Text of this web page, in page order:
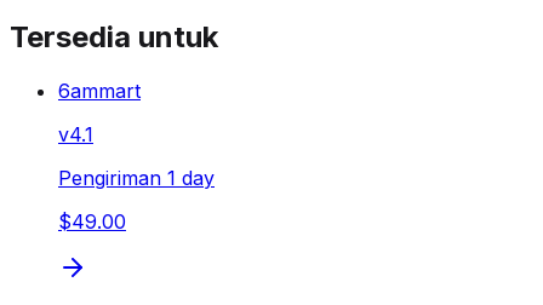
Tersedia untuk
6ammart
v4.1
Pengiriman 1 day
$49.00